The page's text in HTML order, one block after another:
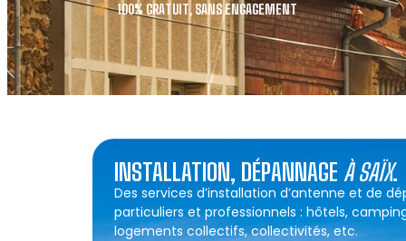
100% GRATUIT, SANS ENGAGEMENT
INSTALLATION, DÉPANNAGE À SAÏX.
Des services d’installation d’antenne et de
particuliers et professionnels : hôtels,
logements collectifs, collectivités, etc.